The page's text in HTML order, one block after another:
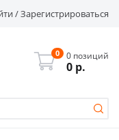
/Зарегистрироваться
0 0 позиций
0 р.